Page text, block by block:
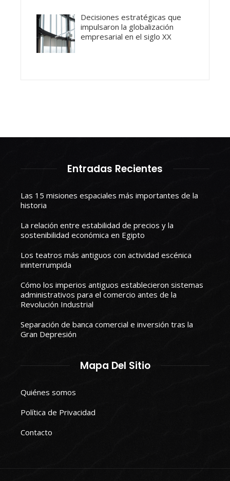
Decisiones estratégicas que
impulsaron la globalización
empresarial en el siglo XX
Entradas Recientes
Las 15 misiones espaciales más importantes de la
historia
La relación entre estabilidad de precios y la
sostenibilidad económica en Egipto
Los teatros más antiguos con actividad escénica
ininterrumpida
Cómo los imperios antiguos establecieron sistemas
administrativos para el comercio antes de la
Revolución Industrial
Separación de banca comercial e inversión tras la
Gran Depresión
Mapa Del Sitio
Quiénes somos
Política de Privacidad
Contacto